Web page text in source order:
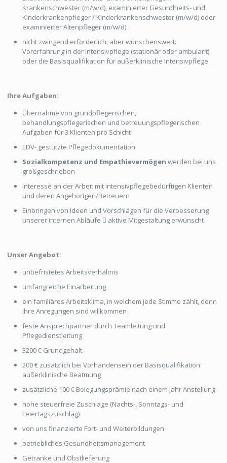
Krankenschwester (m/w/d), examinierter Gesundheits- und
Kinderkrankenpfleger / Kinderkrankenschwester (m/w/d) oder
examinierter Altenpfleger (m/w/d)
nicht zwingend erforderlich, aber wünschenswert:
Vorerfahrung in der Intensivpflege (stationär oder ambulant)
oder die Basisqualifikation für außerklinische Intensivpflege
Ihre Aufgaben:
Übernahme von grundpflegerischen,
behandlungspflegerischen und betreuungspflegerischen
Aufgaben für 3 Klienten pro Schicht
EDV- gestützte Pflegedokumentation
Sozialkompetenz und Empathievermögen werden bei uns
großgeschrieben
Interesse an der Arbeit mit intensivpflegebedürftigen Klienten
und deren Angehörigen/Betreuern
Einbringen von Ideen und Vorschlägen für die Verbesserung
unserer internen Abläufe  aktive Mitgestaltung erwünscht
Unser Angebot:
unbefristetes Arbeitsverhältnis
umfangreiche Einarbeitung
ein familiäres Arbeitsklima, in welchem jede Stimme zählt, denn
Ihre Anregungen sind willkommen
feste Ansprechpartner durch Teamleitung und
Pflegedienstleitung
3200 € Grundgehalt
200 € zusätzlich bei Vorhandensein der Basisqualifikation
außerklinische Beatmung
zusätzliche 100 € Belegungsprämie nach einem Jahr Anstellung
hohe steuerfreie Zuschläge (Nachts-, Sonntags- und
Feiertagszuschlag)
von uns finanzierte Fort- und Weiterbildungen
betriebliches Gesundheitsmanagement
Getränke und Obstlieferung